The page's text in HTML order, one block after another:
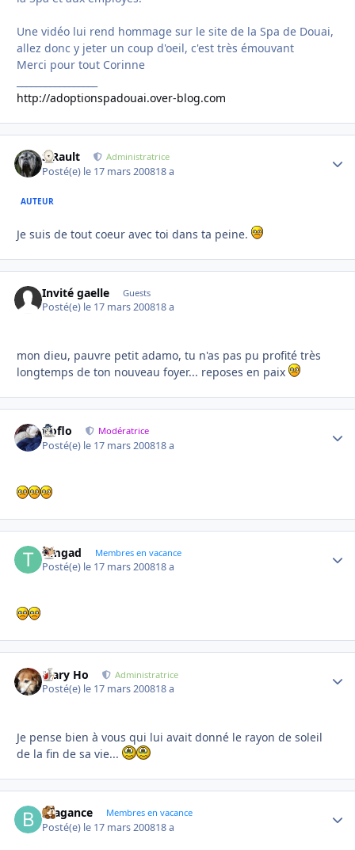
Une vidéo lui rend hommage sur le site de la Spa de Douai,
allez donc y jeter un coup d'oeil, c'est très émouvant
Merci pour tout Corinne
http://adoptionspadouai.over-blog.com
S.Rault Administratrice
Posté(e) le 17 mars 200818 a
AUTEUR
Je suis de tout coeur avec toi dans ta peine.
Invité gaelle Guests
Posté(e) le 17 mars 200818 a
mon dieu, pauvre petit adamo, tu n'as pas pu profité très
longtemps de ton nouveau foyer... reposes en paix
floflo Modératrice
Posté(e) le 17 mars 200818 a
timgad Membres en vacance
Posté(e) le 17 mars 200818 a
Mary Ho Administratrice
Posté(e) le 17 mars 200818 a
Je pense bien à vous qui lui avait donné le rayon de soleil
de la fin de sa vie...
Bragance Membres en vacance
Posté(e) le 17 mars 200818 a